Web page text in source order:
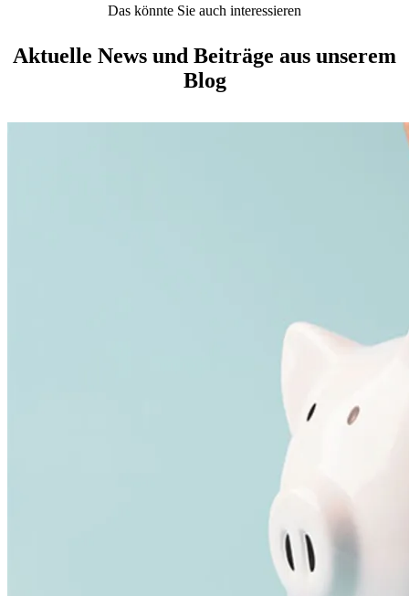
Das könnte Sie auch interessieren
Aktuelle News und Beiträge aus unserem
Blog